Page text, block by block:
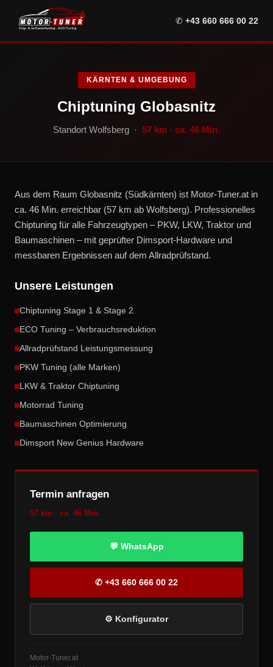
✆ +43 660 666 00 22
KÄRNTEN & UMGEBUNG
Chiptuning Globasnitz
Standort Wolfsberg · 57 km · ca. 46 Min.
Aus dem Raum Globasnitz (Südkärnten) ist Motor-Tuner.at in
ca. 46 Min. erreichbar (57 km ab Wolfsberg). Professionelles
Chiptuning für alle Fahrzeugtypen – PKW, LKW, Traktor und
Baumaschinen – mit geprüfter Dimsport-Hardware und
messbaren Ergebnissen auf dem Allradprüfstand.
Unsere Leistungen
Chiptuning Stage 1 & Stage 2
ECO Tuning – Verbrauchsreduktion
Allradprüfstand Leistungsmessung
PKW Tuning (alle Marken)
LKW & Traktor Chiptuning
Motorrad Tuning
Baumaschinen Optimierung
Dimsport New Genius Hardware
Termin anfragen
57 km · ca. 46 Min.
💬 WhatsApp
✆ +43 660 666 00 22
⚙ Konfigurator
Motor-Tuner.at